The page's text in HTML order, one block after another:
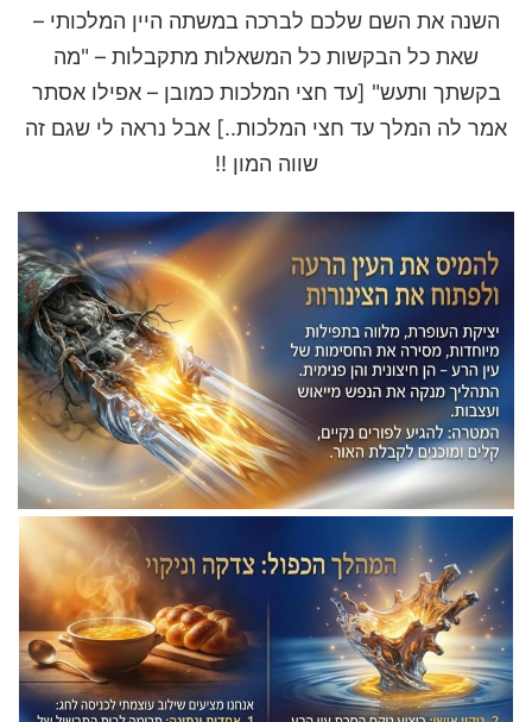
השנה את השם שלכם לברכה במשתה היין המלכותי –
שאת כל הבקשות כל המשאלות מתקבלות – "מה
בקשתך ותעש" [עד חצי המלכות כמובן – אפילו אסתר
אמר לה המלך עד חצי המלכות..] אבל נראה לי שגם זה
שווה המון !!